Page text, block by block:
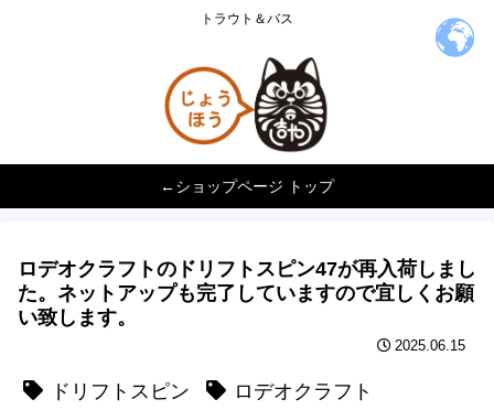
トラウト＆バス
←ショップページ トップ
ロデオクラフトのドリフトスピン47が再入荷しまし
た。ネットアップも完了していますので宜しくお願
い致します。
2025.06.15
ドリフトスピン ロデオクラフト